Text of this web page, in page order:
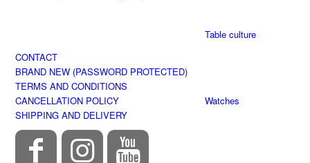
Table culture
Watches
CONTACT
BRAND NEW (PASSWORD PROTECTED)
TERMS AND CONDITIONS
CANCELLATION POLICY
SHIPPING AND DELIVERY